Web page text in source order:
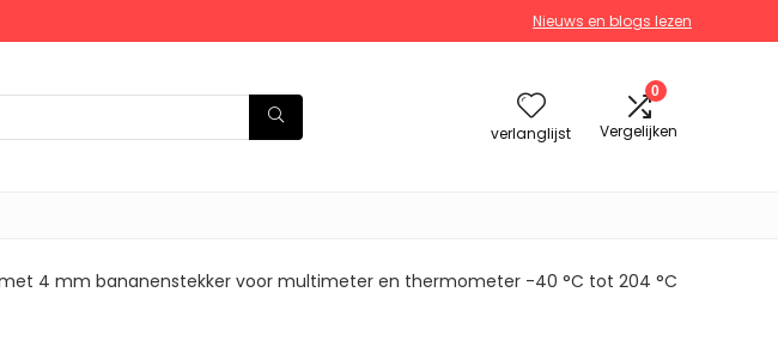
Nieuws en blogs lezen
verlanglijst
0
Vergelijken
4 mm bananenstekker voor multimeter en thermometer -40 °C tot 204 °C